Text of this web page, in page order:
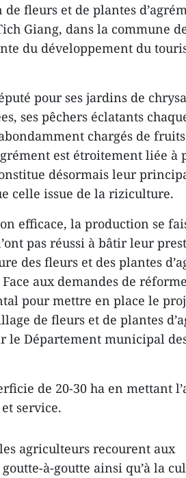
fleurs et de plantes
Giang, dans la commune
du développement du
pour ses jardins de
ses pêchers éclatants
chargés de
est étroitement liée à
désormais leur
celle issue de la riziculture.
efficace, la production se
pas réussi à bâtir leur
des fleurs et des plantes
aux demandes de
pour mettre en place le
de fleurs et de plantes
le Département municipal
de 20-30 ha en mettant
service.
agriculteurs recourent aux
à-goutte ainsi qu’à la